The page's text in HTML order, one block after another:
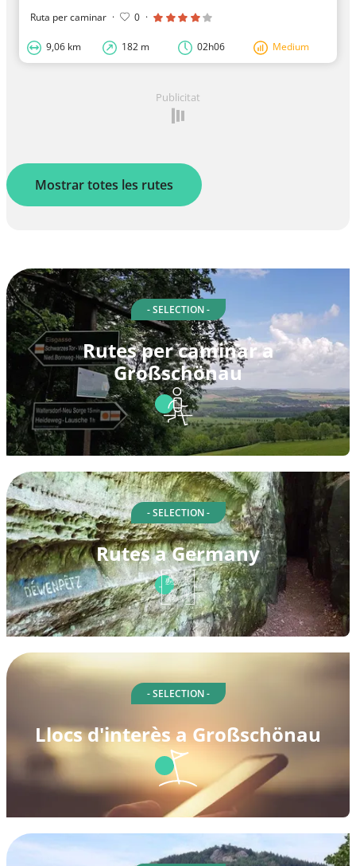
Ruta per caminar · 0 ·
9,06 km 182 m 02h06 Medium
Publicitat
Mostrar totes les rutes
- SELECTION -
Rutes per caminar a
Großschönau
- SELECTION -
Rutes a Germany
- SELECTION -
Llocs d'interès a Großschönau